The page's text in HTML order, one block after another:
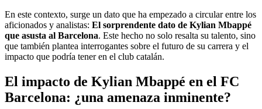
En este contexto, surge un dato que ha empezado a circular entre los
aficionados y analistas: El sorprendente dato de Kylian Mbappé
que asusta al Barcelona. Este hecho no solo resalta su talento, sino
que también plantea interrogantes sobre el futuro de su carrera y el
impacto que podría tener en el club catalán.
El impacto de Kylian Mbappé en el FC
Barcelona: ¿una amenaza inminente?